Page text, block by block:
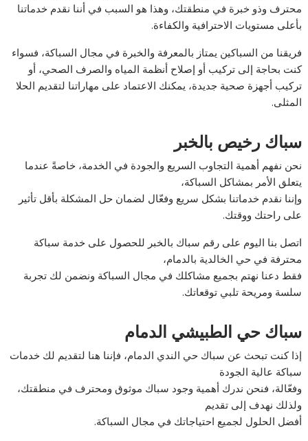
محترف وذو خبرة في منطقتك، وهذا هو السبب في أننا نقدم خدماتنا
بأعلى مستويات الاحترافية والكفاءة.
فريقنا من السباكين يمتاز بالمعرفة والخبرة في مجال السباكة، فسواء
كنت بحاجة إلى تركيب أو إصلاح أنظمة المياه والصرف الصحي، أو
تركيب أجهزة صحية جديدة، يمكنك الاعتماد على مهاراتنا لتقديم الحلا
المثلى.
سباك رخيص بالخبر
نحن نفهم أهمية التجاوب السريع والجودة في الخدمة، خاصةً عندما
يتعلق الأمر بمشاكل السباكة،
وإننا نقدم خدماتنا بشكل سريع وفعّال لضمان حل المشكلة بأقل تأثير
على راحتك ووقتك.
اتصل بنا اليوم على رقم سباك بالخبر للحصول على خدمة سباكة
محترفة في حي الخالدية بالدمام،
فقط دعنا نهتم بجميع مشاكلك في مجال السباكة ونضمن لك تجربة
سلسة ومريحة تلبي توقعاتك.
سباك حي الطبيشي الدمام
إذا كنت تبحث عن سباك حي الندي الدمام، فإننا هنا لتقديم لك خدمات
سباكة عالية الجودة
وفعّالة، فنحن ندرك أهمية وجود سباك موثوق ومحترف في منطقتك،
ولذلك نهدف إلى تقديم
أفضل الحلول لجميع احتياجاتك في مجال السباكة.